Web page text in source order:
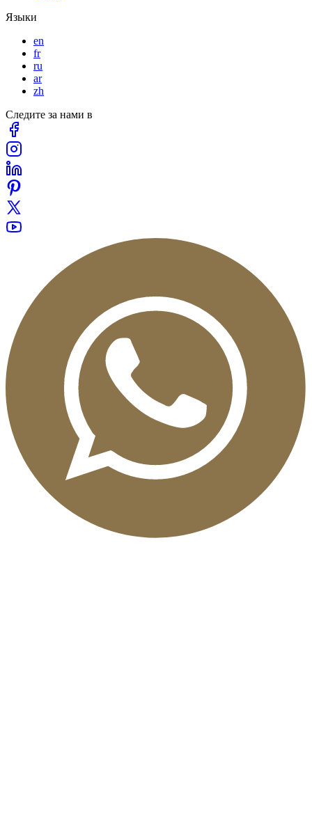
Языки
en
fr
ru
ar
zh
Следите за нами в